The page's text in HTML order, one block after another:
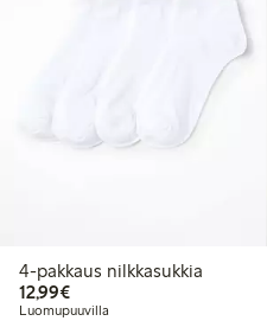
4-pakkaus nilkkasukkia
12,99€12,99 €
Luomupuuvilla